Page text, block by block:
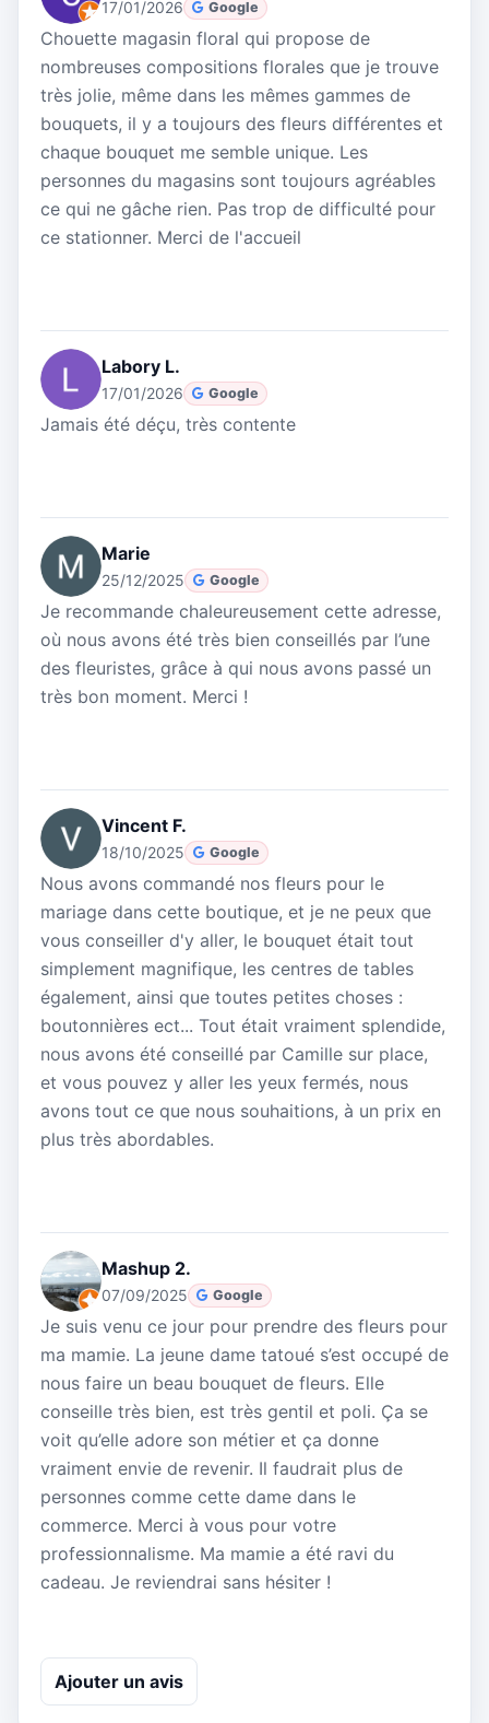
17/01/2026 Google
Chouette magasin floral qui propose de
nombreuses compositions florales que je trouve
très jolie, même dans les mêmes gammes de
bouquets, il y a toujours des fleurs différentes et
chaque bouquet me semble unique. Les
personnes du magasins sont toujours agréables
ce qui ne gâche rien. Pas trop de difficulté pour
ce stationner. Merci de l'accueil
Labory L.
17/01/2026 Google
Jamais été déçu, très contente
Marie
25/12/2025 Google
Je recommande chaleureusement cette adresse,
où nous avons été très bien conseillés par l’une
des fleuristes, grâce à qui nous avons passé un
très bon moment. Merci !
Vincent F.
18/10/2025 Google
Nous avons commandé nos fleurs pour le
mariage dans cette boutique, et je ne peux que
vous conseiller d'y aller, le bouquet était tout
simplement magnifique, les centres de tables
également, ainsi que toutes petites choses :
boutonnières ect... Tout était vraiment splendide,
nous avons été conseillé par Camille sur place,
et vous pouvez y aller les yeux fermés, nous
avons tout ce que nous souhaitions, à un prix en
plus très abordables.
Mashup 2.
07/09/2025 Google
Je suis venu ce jour pour prendre des fleurs pour
ma mamie. La jeune dame tatoué s’est occupé de
nous faire un beau bouquet de fleurs. Elle
conseille très bien, est très gentil et poli. Ça se
voit qu’elle adore son métier et ça donne
vraiment envie de revenir. Il faudrait plus de
personnes comme cette dame dans le
commerce. Merci à vous pour votre
professionnalisme. Ma mamie a été ravi du
cadeau. Je reviendrai sans hésiter !
Ajouter un avis